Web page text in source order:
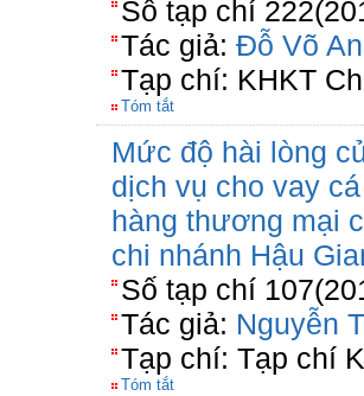
Số tạp chí
Tác giả: Đỗ Võ
Tạp chí: KHKT
Tóm tắt
Mức độ hài lòng
dịch vụ cho vay
hàng thương mại
chi nhánh Hậu
Số tạp chí
Tác giả: Nguyễn
Tạp chí: Tạp chí
Tóm tắt